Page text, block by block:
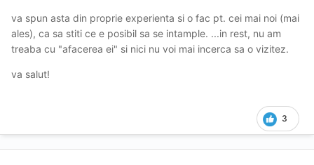
va spun asta din proprie experienta si o fac pt. cei mai noi (mai
ales), ca sa stiti ce e posibil sa se intample. ...in rest, nu am
treaba cu "afacerea ei" si nici nu voi mai incerca sa o vizitez.
va salut!
3